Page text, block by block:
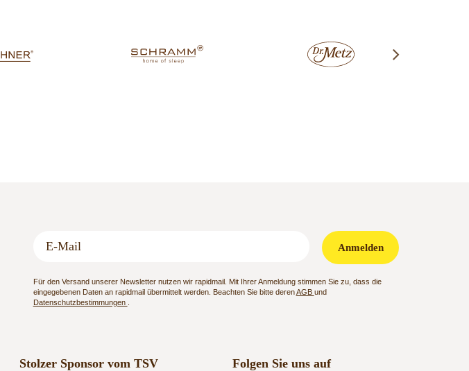
Anmelden
Für den Versand unserer Newsletter nutzen wir rapidmail. Mit Ihrer Anmeldung stimmen Sie zu, dass die
eingegebenen Daten an rapidmail übermittelt werden. Beachten Sie bitte derenAGB und
Datenschutzbestimmungen
Stolzer Sponsor vom TSV
Folgen Sie uns auf